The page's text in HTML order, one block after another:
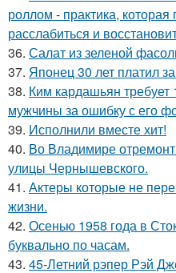
роллом - практика,
расслабиться и
36. Салат из зеленой
37. Японец 30 лет платил
38. Ким кардашьян
мужчины за ошибку с его
39. Исполнили вместе хит!
40. Во Владимире
улицы Чернышевского.
41. Актеры которые не
жизни.
42. Осенью 1958 года в
буквально по часам.
43. 45-Летний рэпер Рэй